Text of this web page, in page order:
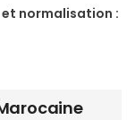
normalisation :